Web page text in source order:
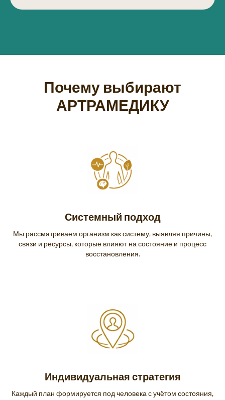
Почему выбирают
АРТРАМЕДИКУ
Системный подход
Мы рассматриваем организм как систему, выявляя причины,
связи и ресурсы, которые влияют на состояние и процесс
восстановления.
Индивидуальная стратегия
Каждый план формируется под человека с учётом состояния,